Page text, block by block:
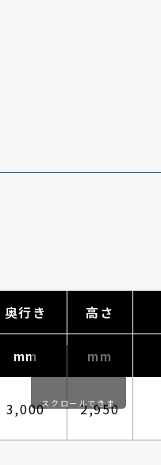
奥行き 高さ
mm mm
3,000 2,950
スクロールできま
す